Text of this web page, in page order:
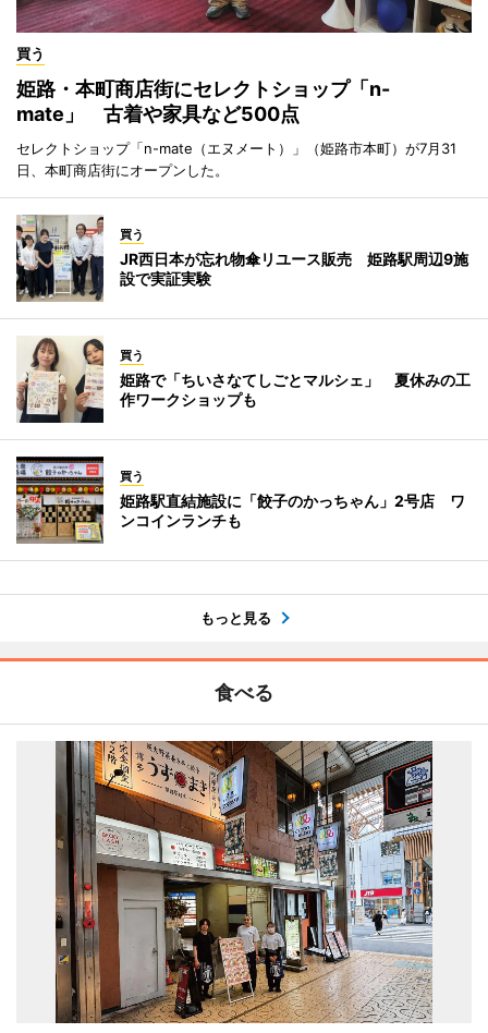
買う
姫路・本町商店街にセレクトショップ「n-
mate」 古着や家具など500点
セレクトショップ「n-mate（エヌメート）」（姫路市本町）が7月31
日、本町商店街にオープンした。
買う
JR西日本が忘れ物傘リユース販売 姫路駅周辺9施
設で実証実験
買う
姫路で「ちいさなてしごとマルシェ」 夏休みの工
作ワークショップも
買う
姫路駅直結施設に「餃子のかっちゃん」2号店 ワ
ンコインランチも
もっと見る
食べる